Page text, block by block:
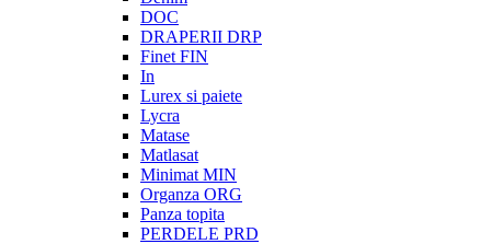
DOC
DRAPERII DRP
Finet FIN
In
Lurex si paiete
Lycra
Matase
Matlasat
Minimat MIN
Organza ORG
Panza topita
PERDELE PRD